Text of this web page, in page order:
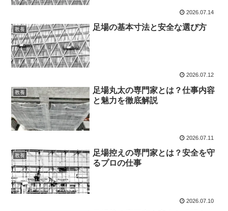
2026.07.14
教養 足場の基本寸法と安全な選び方
2026.07.12
教養
足場丸太の専門家とは？仕事内容
と魅力を徹底解説
2026.07.11
教養
足場控えの専門家とは？安全を守
るプロの仕事
2026.07.10